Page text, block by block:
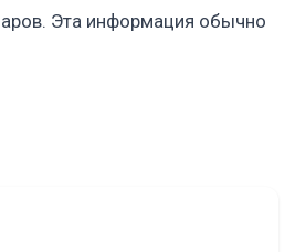
Эта информация обычно